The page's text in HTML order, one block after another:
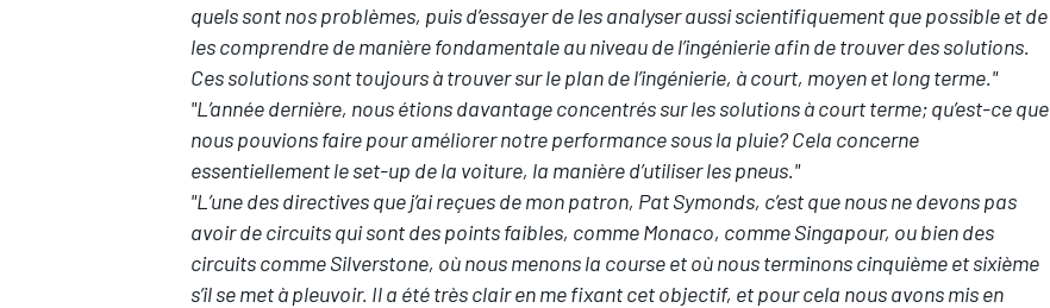
quels sont nos problèmes, puis d’essayer de les analyser aussi scientifiquement que possible et de
les comprendre de manière fondamentale au niveau de l’ingénierie afin de trouver des solutions.
Ces solutions sont toujours à trouver sur le plan de l’ingénierie, à court, moyen et long terme."
"L’année dernière, nous étions davantage concentrés sur les solutions à court terme; qu’est-ce que
nous pouvions faire pour améliorer notre performance sous la pluie? Cela concerne
essentiellement le set-up de la voiture, la manière d’utiliser les pneus."
"L’une des directives que j’ai reçues de mon patron, Pat Symonds, c’est que nous ne devons pas
avoir de circuits qui sont des points faibles, comme Monaco, comme Singapour, ou bien des
circuits comme Silverstone, où nous menons la course et où nous terminons cinquième et sixième
s’il se met à pleuvoir. Il a été très clair en me fixant cet objectif, et pour cela nous avons mis en